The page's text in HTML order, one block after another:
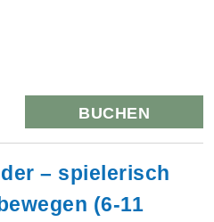
BUCHEN
– spielerisch
(6-11